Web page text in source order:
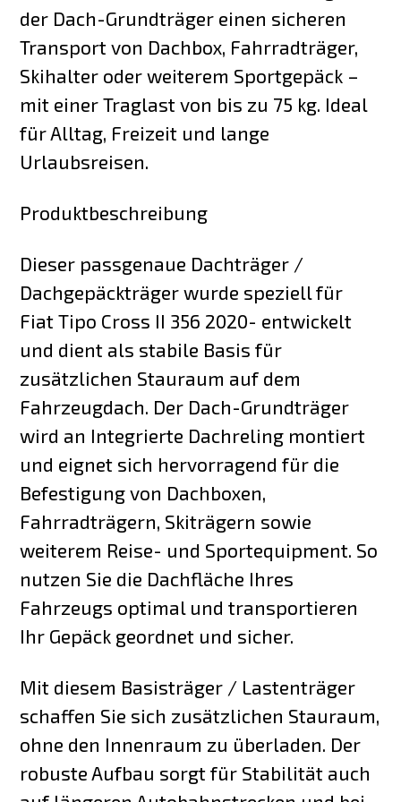
der Dach-Grundträger einen sicheren
Transport von Dachbox, Fahrradträger,
Skihalter oder weiterem Sportgepäck –
mit einer Traglast von bis zu 75 kg. Ideal
für Alltag, Freizeit und lange
Urlaubsreisen.
Produktbeschreibung
Dieser passgenaue Dachträger /
Dachgepäckträger wurde speziell für
Fiat Tipo Cross II 356 2020- entwickelt
und dient als stabile Basis für
zusätzlichen Stauraum auf dem
Fahrzeugdach. Der Dach-Grundträger
wird an Integrierte Dachreling montiert
und eignet sich hervorragend für die
Befestigung von Dachboxen,
Fahrradträgern, Skiträgern sowie
weiterem Reise- und Sportequipment. So
nutzen Sie die Dachfläche Ihres
Fahrzeugs optimal und transportieren
Ihr Gepäck geordnet und sicher.
Mit diesem Basisträger / Lastenträger
schaffen Sie sich zusätzlichen Stauraum,
ohne den Innenraum zu überladen. Der
robuste Aufbau sorgt für Stabilität auch